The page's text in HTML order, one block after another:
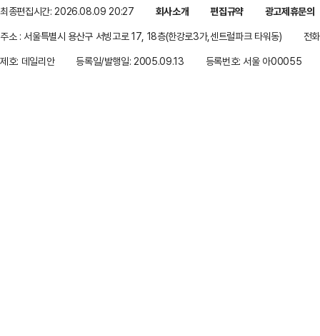
최종편집시간: 2026.08.09 20:27 회사소개 편집규약
광고제휴문의
주소 : 서울특별시 용산구 서빙고로 17, 18층(한강로3가,센트럴파크 타워동)
전
제호: 데일리안
등록일/발행일: 2005.09.13 등록번호: 서울 아00055